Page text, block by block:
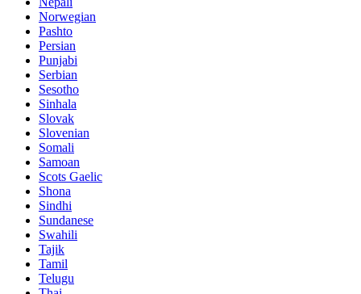
Norwegian
Pashto
Persian
Punjabi
Serbian
Sesotho
Sinhala
Slovak
Slovenian
Somali
Samoan
Scots Gaelic
Shona
Sindhi
Sundanese
Swahili
Tajik
Tamil
Telugu